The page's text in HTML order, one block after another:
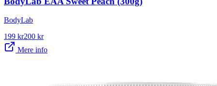
BodyLab
199 kr200 kr
Mere info